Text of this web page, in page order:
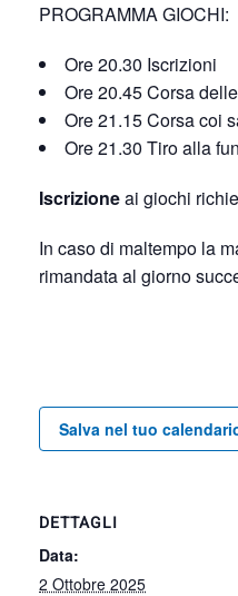
PROGRAMMA GIOCHI:
Ore 20.30 Iscrizioni
Ore 20.45 Corsa
Ore 21.15 Corsa coi
Ore 21.30 Tiro alla
Iscrizioneai giochi
In caso di maltempo la
rimandata al giorno
Salva nel tuo
DETTAGLI
Data:
2 Ottobre 2025